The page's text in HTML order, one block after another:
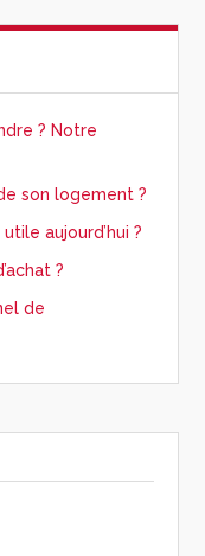
? Notre
son logement ?
aujourd’hui ?
?
de